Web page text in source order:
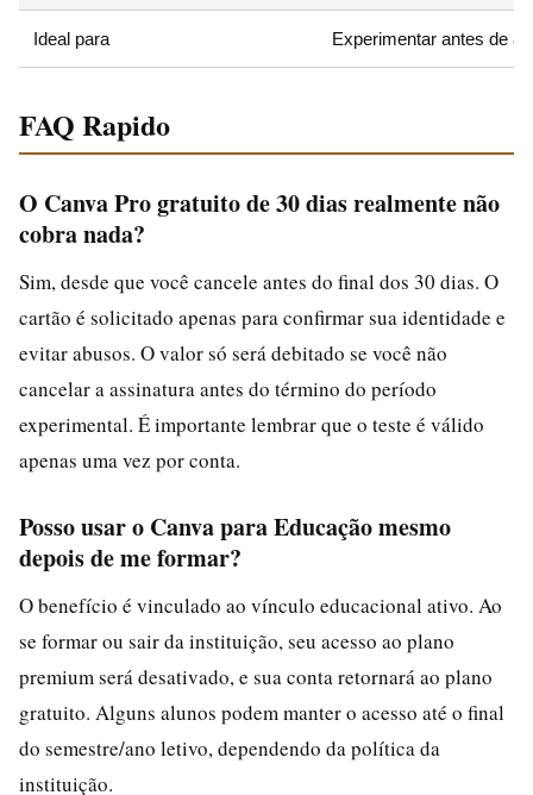
Ideal para Experimentar antes de
FAQ Rapido
O Canva Pro gratuito de 30 dias realmente não
cobra nada?
Sim, desde que você cancele antes do final dos 30 dias. O
cartão é solicitado apenas para confirmar sua identidade e
evitar abusos. O valor só será debitado se você não
cancelar a assinatura antes do término do período
experimental. É importante lembrar que o teste é válido
apenas uma vez por conta.
Posso usar o Canva para Educação mesmo
depois de me formar?
O benefício é vinculado ao vínculo educacional ativo. Ao
se formar ou sair da instituição, seu acesso ao plano
premium será desativado, e sua conta retornará ao plano
gratuito. Alguns alunos podem manter o acesso até o final
do semestre/ano letivo, dependendo da política da
instituição.